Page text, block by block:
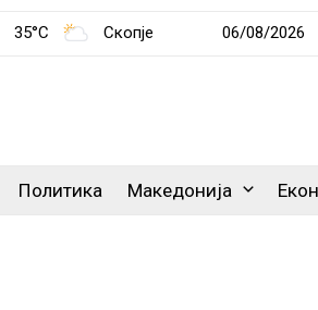
35°C Скопје 06/08/2026
Политика Македонија